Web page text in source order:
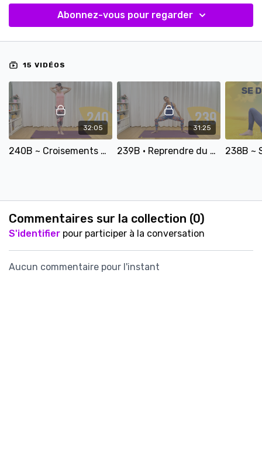
Abonnez-vous pour regarder
15 VIDÉOS
32:05
240B ~ Croisements matinaux pour activer la joie de vivre ! (30 min modéré-doux)
31:25
239B • Reprendre du poil de la bête (remise en forme en douceur - 30 min modérés)
Commentaires sur la collection (0)
S'identifier pour participer à la conversation
Aucun commentaire pour l'instant